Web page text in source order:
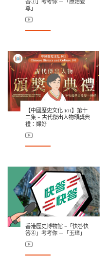
尊」
【中國歷史文化 101】第十
二集 - 古代傑出人物頒獎典
禮：婦好
香港歷史博物館 –「快答快
答④」考考你 —「玉璋」